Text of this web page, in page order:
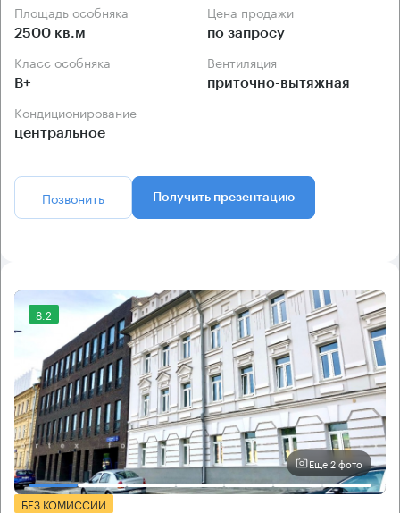
Площадь особняка
2500 кв.м
Цена продажи
по запросу
Класс особняка
B+
Вентиляция
приточно-вытяжная
Кондиционирование
центральное
Позвонить Получить презентацию
8.2
Еще 2 фото
БЕЗ КОМИССИИ